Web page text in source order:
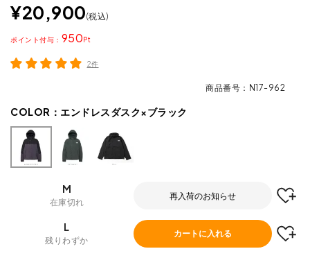
¥20,900 税込
950
ポイント
2件
商品番号 N17-962
COLOR： エンドレスダスク×ブラック
M
在庫切れ
再入荷のお知らせ
L
残りわずか
カートに入れる